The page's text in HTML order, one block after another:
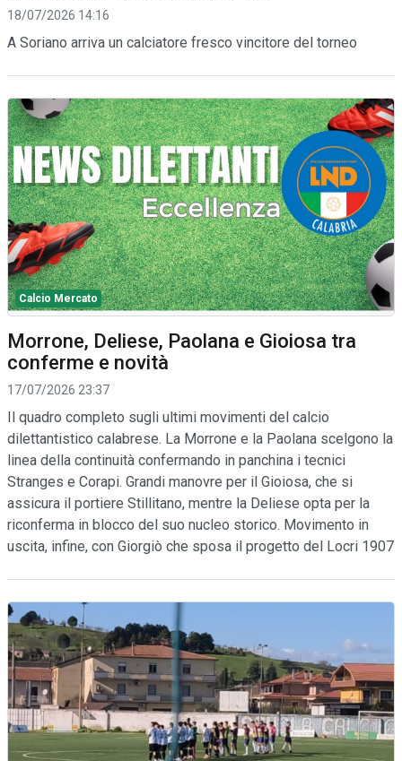
18/07/2026 14:16
A Soriano arriva un calciatore fresco vincitore del torneo
Calcio Mercato
Morrone, Deliese, Paolana e Gioiosa tra
conferme e novità
17/07/2026 23:37
Il quadro completo sugli ultimi movimenti del calcio
dilettantistico calabrese. La Morrone e la Paolana scelgono la
linea della continuità confermando in panchina i tecnici
Stranges e Corapi. Grandi manovre per il Gioiosa, che si
assicura il portiere Stillitano, mentre la Deliese opta per la
riconferma in blocco del suo nucleo storico. Movimento in
uscita, infine, con Giorgiò che sposa il progetto del Locri 1907